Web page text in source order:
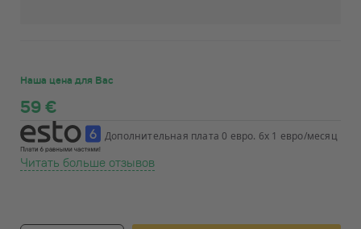
Наша цена для Вас
59 €
Дополнительная плата 0 евро. 6x 1 евро/месяц
Читать больше отзывов